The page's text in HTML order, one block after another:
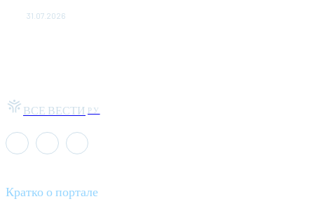
31.07.2026
ВСЕ ВЕСТИ РУ
Кратко о портале